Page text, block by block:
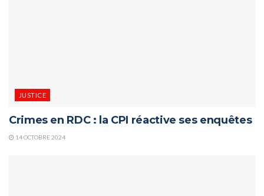
JUSTICE
Crimes en RDC : la CPI réactive ses enquêtes
14 OCTOBRE 2024